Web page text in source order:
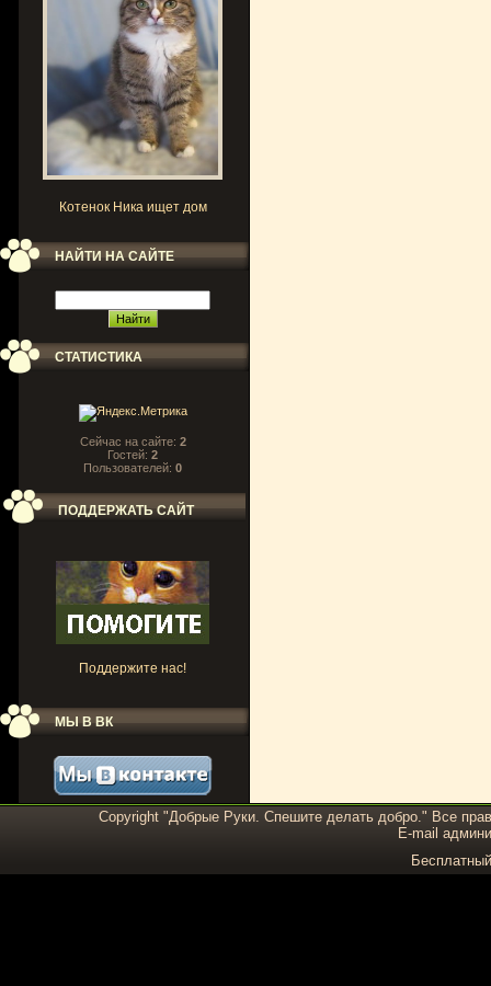
Котенок Ника ищет дом
НАЙТИ НА САЙТЕ
СТАТИСТИКА
Сейчас на сайте: 2
Гостей: 2
Пользователей: 0
ПОДДЕРЖАТЬ САЙТ
Поддержите нас!
МЫ В ВК
Copyright "Добрые Руки. Спешите делать добро." Все
E-mail